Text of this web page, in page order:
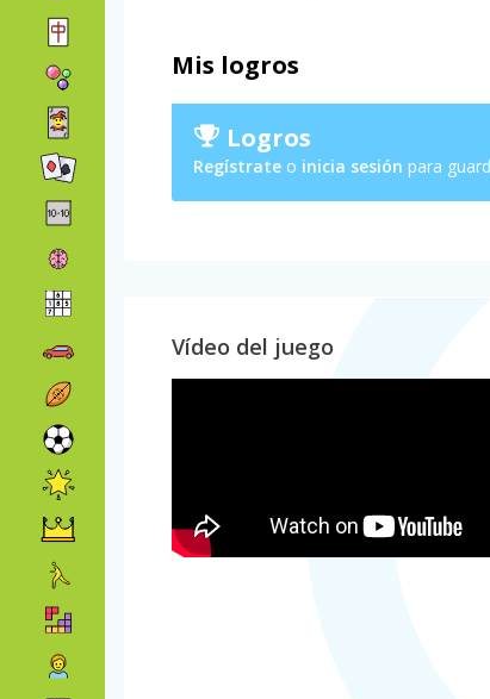
Mis logros
Logros
Regístrate o inicia sesión para
Vídeo del juego